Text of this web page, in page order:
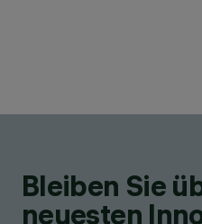
Bleiben Sie
neuesten